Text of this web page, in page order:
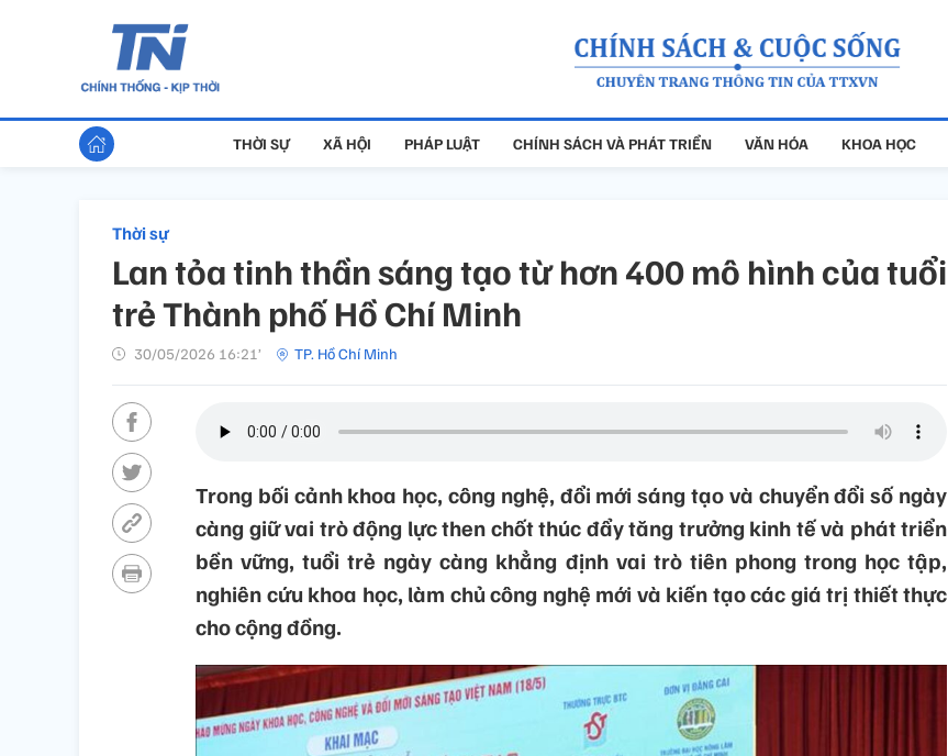
THỜI SỰ XÃ HỘI PHÁP LUẬT CHÍNH SÁCH VÀ PHÁT TRIỂN VĂN HÓA KHOA HỌC
Thời sự
Lan tỏa tinh thần sáng tạo từ hơn 400 mô hình của tuổi
trẻ Thành phố Hồ Chí Minh
30/05/2026 16:21’ TP. Hồ Chí Minh
Trong bối cảnh khoa học, công nghệ, đổi mới sáng tạo và chuyển đổi số ngày
càng giữ vai trò động lực then chốt thúc đẩy tăng trưởng kinh tế và phát triển
bền vững, tuổi trẻ ngày càng khẳng định vai trò tiên phong trong học tập,
nghiên cứu khoa học, làm chủ công nghệ mới và kiến tạo các giá trị thiết thực
cho cộng đồng.